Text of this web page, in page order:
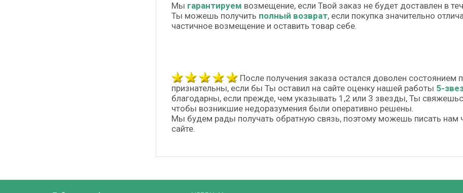
Мы гарантируем возмещение, если Твой заказ не будет доставлен в
Ты можешь получить полный возврат, если покупка значительно
частичное возмещение и оставить товар себе.
После получения заказа остался доволен
признательны, если бы Ты оставил на сайте оценку нашей работы 5-
благодарны, если прежде, чем указывать 1,2 или 3 звезды, Ты
чтобы возникшие недоразумения были оперативно решены.
Мы будем рады получать обратную связь, поэтому можешь писать нам
сайте.